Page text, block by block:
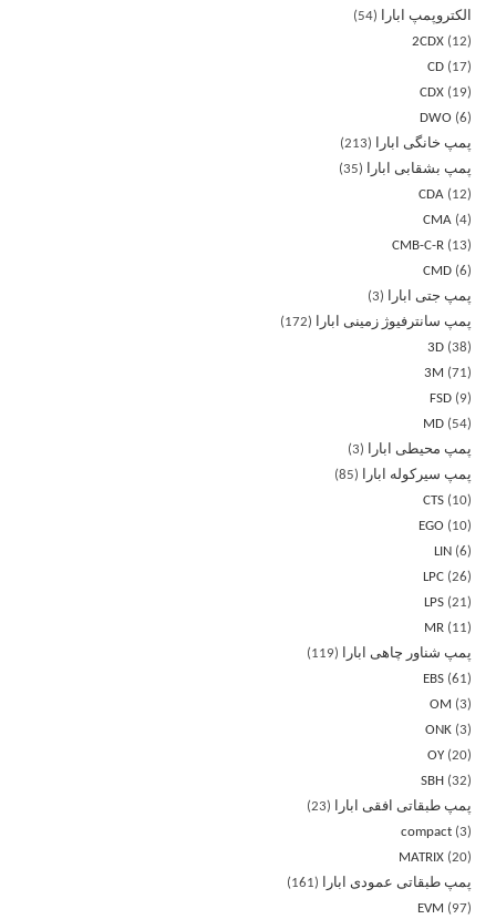
الکتروپمپ ابارا
54
2CDX
12
CD
17
CDX
19
DWO
6
پمپ خانگی ابارا
213
پمپ بشقابی ابارا
35
CDA
12
CMA 4
CMB-C-R
13
CMD 6
پمپ جتی ابارا
3
پمپ سانترفیوژ زمینی ابارا
172
3D 38
3M
71
FSD
9
MD
54
پمپ محیطی ابارا
3
پمپ سیرکوله ابارا
85
CTS
10
EGO
10
LIN
6
LPC 26
LPS 21
MR
11
پمپ شناور چاهی ابارا
119
EBS 61
OM
3
ONK 3
OY 20
SBH
32
پمپ طبقاتی افقی ابارا
23
compact 3
MATRIX 20
پمپ طبقاتی عمودی ابارا
161
EVM
97